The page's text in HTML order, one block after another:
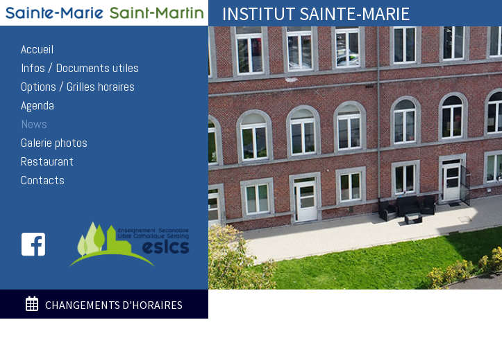
Accueil
Infos / Documents utiles
Options / Grilles horaires
Agenda
News
Galerie photos
Restaurant
Contacts
INSTITUT SAINTE-MARIE
CHANGEMENTS D'HORAIRES